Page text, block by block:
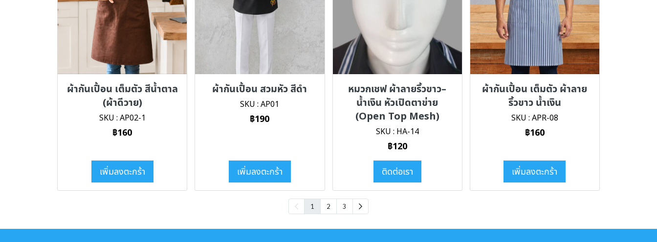
ผ้ากันเปื้อน เต็มตัว สีน้ำตาล
(ผ้าดีวาย)
SKU : AP02-1
฿160
เพิ่มลงตะกร้า
ผ้ากันเปื้อน สวมหัว สีดำ
SKU : AP01
฿190
เพิ่มลงตะกร้า
หมวกเชฟ ผ้าลายริ้วขาว–
น้ำเงิน หัวเปิดตาข่าย
(Open Top Mesh)
SKU : HA-14
฿120
ติดต่อเรา
ผ้ากันเปื้อน เต็มตัว ผ้าลาย
ริ้วขาว น้ำเงิน
SKU : APR-08
฿160
เพิ่มลงตะกร้า
1 2 3